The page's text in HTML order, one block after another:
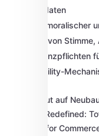
Trainingsdaten
Stärkung moralischer
B. Schutz von
Transparenzpflichten
Enforceability-
Der Text baut auf
Authorship Redefined:
Framework for